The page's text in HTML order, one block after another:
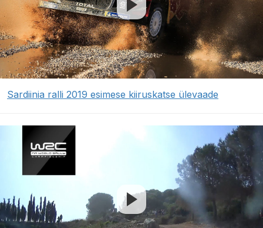
Sardiinia ralli 2019 esimese kiiruskatse ülevaade